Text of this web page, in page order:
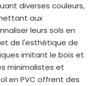
diverses couleurs,
aux
leurs sols en
de l'esthétique de
imitant le bois et
minimalistes et
en PVC offrent des